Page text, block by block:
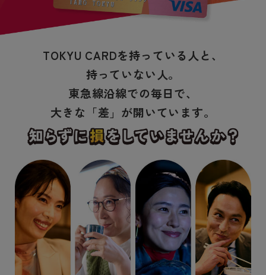
TOKYU CARDを持っている人と、
持っていない人。
東急線沿線での毎日で、
大きな「差」が開いています。